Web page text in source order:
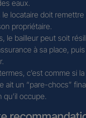
eaux.
le locataire doit
propriétaire.
le bailleur peut soit
à sa place,
c’est comme si
ait un “pare-chocs”
occupe.